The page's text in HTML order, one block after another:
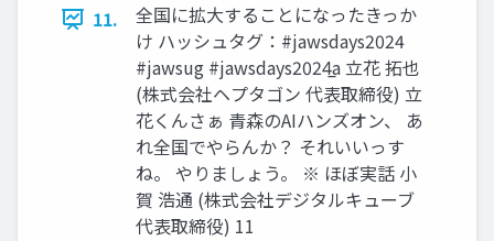
11.
全国に拡大することになったきっか
け ハッシュタグ：#jawsdays2024
#jawsug #jawsdays2024̲a 立花 拓也
(株式会社ヘプタゴン 代表取締役) 立
花くんさぁ 青森のAIハンズオン、 あ
れ全国でやらんか？ それいいっす
ね。 やりましょう。 ※ ほぼ実話 小
賀 浩通 (株式会社デジタルキューブ
代表取締役) 11